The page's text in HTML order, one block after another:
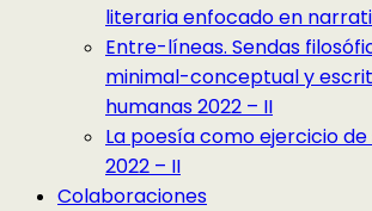
literaria enfocado en
Entre-líneas. Sendas
minimal-conceptual y
humanas 2022 – II
La poesía como ejercicio
2022 – II
Colaboraciones